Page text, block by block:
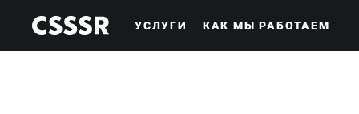
УСЛУГИ КАК МЫ РАБОТАЕМ